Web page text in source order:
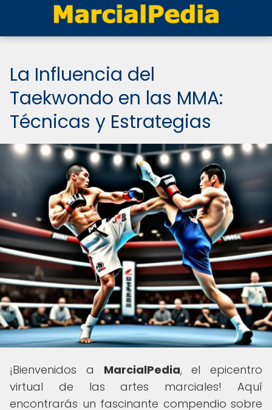
La Influencia del
Taekwondo en las MMA:
Técnicas y Estrategias
¡Bienvenidos a MarcialPedia, el epicentro
virtual de las artes marciales! Aquí
encontrarás un fascinante compendio sobre